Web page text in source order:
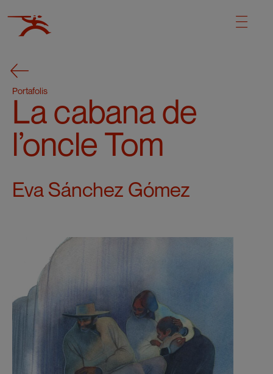
Portafolis
La cabana de
l’oncle Tom
Eva Sánchez Gómez